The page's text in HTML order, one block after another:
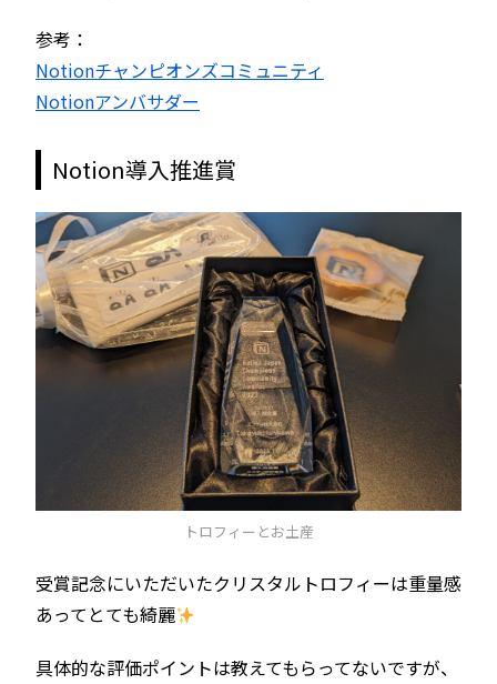
参考：
Notionチャンピオンズコミュニティ
Notionアンバサダー
Notion導入推進賞
トロフィーとお土産
受賞記念にいただいたクリスタルトロフィーは重量感
あってとても綺麗
具体的な評価ポイントは教えてもらってないですが、